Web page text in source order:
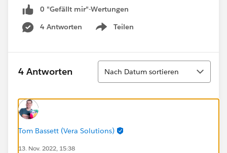
0 "Gefällt mir"-Wertungen
4 Antworten
Teilen
Show menu
4 Antworten
Sortieren
Nach Datum sortieren
Tom Bassett (Vera Solutions)
13. Nov. 2022, 15:38